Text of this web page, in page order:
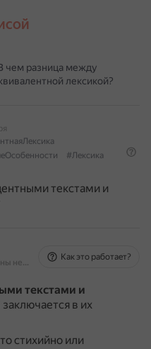
чем разница между
лексикой?
#Лексика
текстами и
На основе источников, возможны неточности
Как это работает?
текстами и
заключается в их
стихийно или